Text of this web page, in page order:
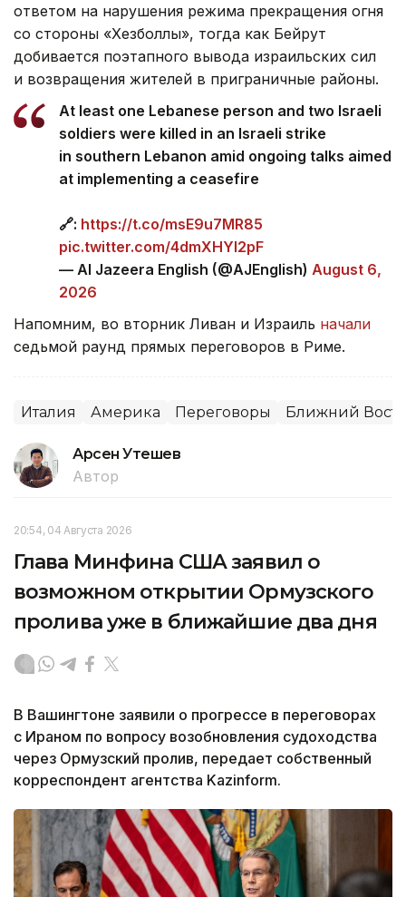
ответом на нарушения режима прекращения огня
со стороны «Хезболлы», тогда как Бейрут
добивается поэтапного вывода израильских сил
и возвращения жителей в приграничные районы.
At least one Lebanese person and two Israeli
soldiers were killed in an Israeli strike
in southern Lebanon amid ongoing talks aimed
at implementing a ceasefire
🔗: https://t.co/msE9u7MR85
pic.twitter.com/4dmXHYl2pF
— Al Jazeera English (@AJEnglish) August 6,
2026
Напомним, во вторник Ливан и Израиль начали
седьмой раунд прямых переговоров в Риме.
Италия Америка Переговоры Ближний
Арсен Утешев
Автор
20:54, 04 Августа 2026
Глава Минфина США заявил о
возможном открытии Ормузского
пролива уже в ближайшие два дня
В Вашингтоне заявили о прогрессе в переговорах
с Ираном по вопросу возобновления судоходства
через Ормузский пролив, передает собственный
корреспондент агентства Kazinform.